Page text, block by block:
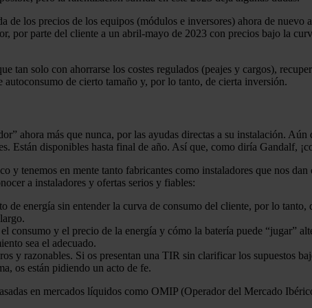
de los precios de los equipos (módulos e inversores) ahora de nuevo
por parte del cliente a un abril-mayo de 2023 con precios bajo la
tan solo con ahorrarse los costes regulados (peajes y cargos),
de cierto tamaño y, por lo tanto, de cierta inversión.
ahora más que nunca, por las ayudas directas a su instalación.
Están disponibles hasta final de año. Así que, como diría Gandalf,
y tenemos en mente tanto fabricantes como instaladores que nos
a instaladores y ofertas serios y fiables:
de energía sin entender la curva de consumo del cliente, por lo
consumo y el precio de la energía y cómo la batería puede “jugar”
sea el adecuado.
y razonables. Si os presentan una TIR sin clarificar los supuestos
os están pidiendo un acto de fe.
en mercados líquidos como OMIP (Operador del Mercado